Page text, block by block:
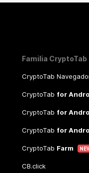
Familia CryptoTab
CryptoTab
CryptoTab for
CryptoTab for
CryptoTab for
CryptoTab Farm
CB.click